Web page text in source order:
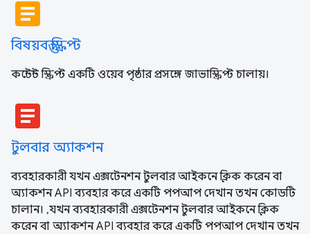
article
বিষয়বস্তু স্ক্রিপ্ট
কন্টেন্ট স্ক্রিপ্ট একটি ওয়েব পৃষ্ঠার প্রসঙ্গে জাভাস্ক্রিপ্ট চালায়।
article
টুলবার অ্যাকশন
ব্যবহারকারী যখন এক্সটেনশন টুলবার আইকনে ক্লিক করেন বা
অ্যাকশন API ব্যবহার করে একটি পপআপ দেখান তখন কোডটি
চালান। ,যখন ব্যবহারকারী এক্সটেনশন টুলবার আইকনে ক্লিক
করেন বা অ্যাকশন API ব্যবহার করে একটি পপআপ দেখান তখন